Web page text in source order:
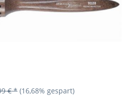
€ * (16,68% gespart)